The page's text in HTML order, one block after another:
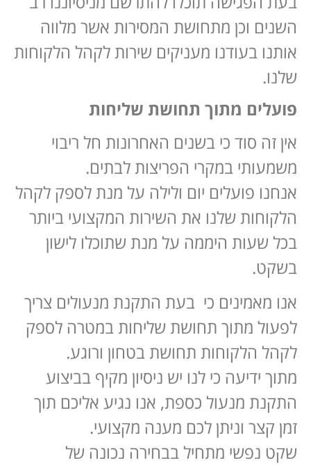
השנים וכן מתחושת המסירות אשר מלווה
אותנו בעודנו מעניקים שירות לקהל הלקוחות
שלנו.
פועלים מתוך תחושת שליחות
אין זה סוד כי בשנים האחרונות חל ריבוי
משמעותי במקרי הפריצות לבתים.
אנחנו פועלים יום ולילה על מנת לספק לקהל
הלקוחות שלנו את השירות המקצועי ביותר
בכל שעות היממה על מנת שתוכלו לישון
בשקט.
אנו מאמינים כי בעת התקנת מנעולים צריך
לפעול מתוך תחושת שליחות במטרה לספק
לקהל הלקוחות תחושת בטחון ורוגע.
מתוך ידיעה כי לנו יש ניסיון מקיף בביצוע
התקנת מנעול כספת, אנו נגיע אליכם תוך
זמן קצר וניתן לכם מענה מקצועי.
שקט נפשי מתחיל בבחירה נכונה של